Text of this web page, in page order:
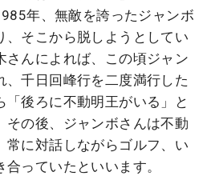
年、無敵を誇ったジャンボ
、そこから脱しようとしてい
さんによれば、この頃ジャン
、千日回峰行を二度満行した
「後ろに不動明王がいる」と
その後、ジャンボさんは不動
常に対話しながらゴルフ、い
っていたといいます。